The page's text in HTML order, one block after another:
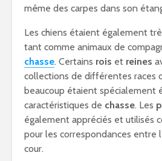
même des carpes dans son
Les chiens étaient également
tant comme animaux de
chasse. Certains rois et reines
collections de différentes races
beaucoup étaient spécialement
caractéristiques de chasse. Les
également appréciés et utilisés
pour les correspondances entre
cour.